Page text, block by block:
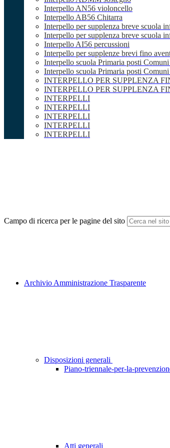
Interpello AN56 violoncello
Interpello AB56 Chitarra
Interpello per supplenza breve scuola
Interpello per supplenza breve scuola
Interpello AI56 percussioni
Interpello per supplenze brevi fino
Interpello scuola Primaria posti
Interpello scuola Primaria posti
INTERPELLO PER SUPPLENZA
INTERPELLO PER SUPPLENZA
INTERPELLI
INTERPELLI
INTERPELLI
INTERPELLI
INTERPELLI
Campo di ricerca per le pagine del sito
Archivio Amministrazione Trasparente
Disposizioni generali
Piano-triennale-per-la-
Atti generali